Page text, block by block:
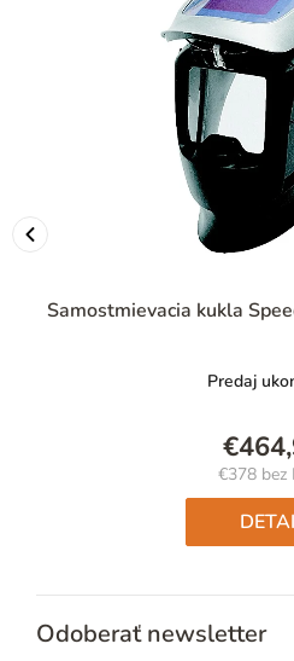
Samostmievacia kukla
Predaj
€378 bez
Odoberať newsletter